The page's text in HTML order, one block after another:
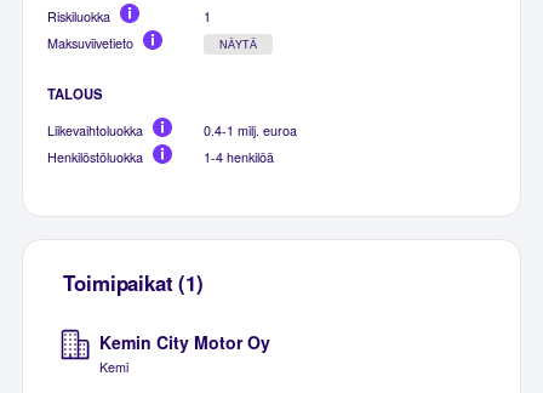
Riskiluokka
1
Maksuviivetieto
NÄYTÄ
TALOUS
Liikevaihtoluokka
0.4-1 milj. euroa
Henkilöstöluokka
1-4 henkilöä
Toimipaikat (1)
Kemin City Motor Oy
Kemi